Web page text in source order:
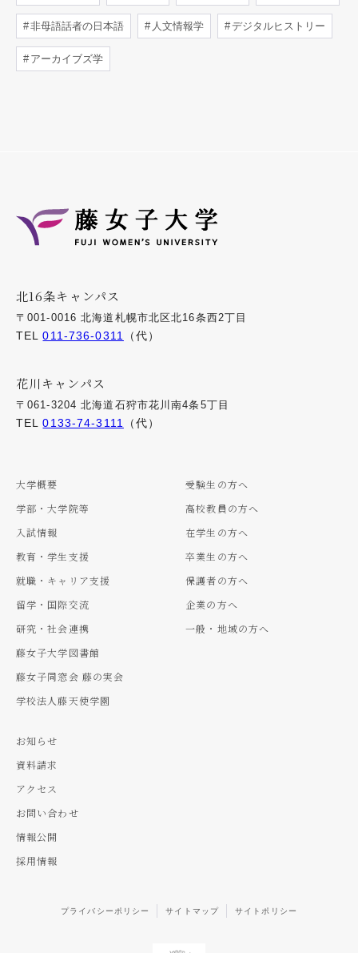
非母語話者の日本語 人文情報学 デジタルヒストリー
アーカイブズ学
北16条キャンパス
〒001-0016 北海道札幌市北区北16条西2丁目
TEL011-736-0311 （代）
花川キャンパス
〒061-3204 北海道石狩市花川南4条5丁目
TEL0133-74-3111 （代）
大学概要
学部・大学院等
入試情報
教育・学生支援
就職・キャリア支援
留学・国際交流
研究・社会連携
藤女子大学図書館
藤女子同窓会 藤の実会
学校法人藤天使学園
受験生の方へ
高校教員の方へ
在学生の方へ
卒業生の方へ
保護者の方へ
企業の方へ
一般・地域の方へ
お知らせ
資料請求
アクセス
お問い合わせ
情報公開
採用情報
プライバシーポリシー サイトマップ サイトポリシー